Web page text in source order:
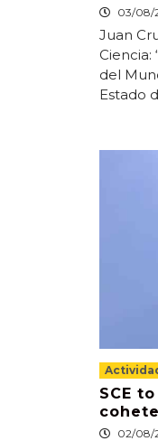
03/08/
Juan
Ciencia:
del
Estado
SCE
02/08/